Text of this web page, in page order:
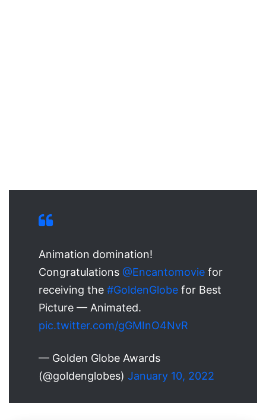
Animation domination!
Congratulations @Encantomovie for
receiving the #GoldenGlobe for Best
Picture — Animated.
pic.twitter.com/gGMInO4NvR
— Golden Globe Awards
(@goldenglobes) January 10, 2022